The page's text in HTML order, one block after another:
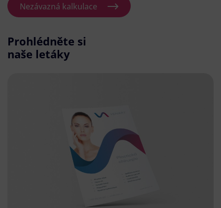
Nezávazná kalkulace
Prohlédněte si
naše letáky